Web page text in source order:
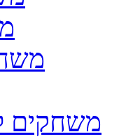
משחקים